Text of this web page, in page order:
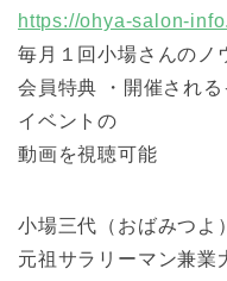
https://ohya-salon-
毎月１回小場さんのノ
会員特典 ・開催され
イベントの
動画を視聴可能
小場三代（おばみつよ
元祖サラリーマン兼業